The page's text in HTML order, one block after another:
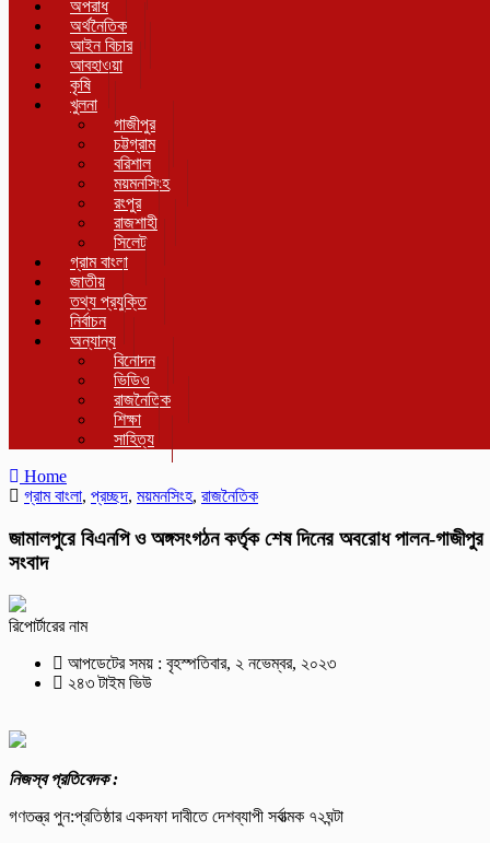
অপরাধ
অর্থনৈতিক
আইন বিচার
আবহাওয়া
কৃষি
খুলনা
গাজীপুর
চট্টগ্রাম
বরিশাল
ময়মনসিংহ
রংপুর
রাজশাহী
সিলেট
গ্রাম বাংলা
জাতীয়
তথ্য প্রযুক্তি
নির্বাচন
অন্যান্য
বিনোদন
ভিডিও
রাজনৈতিক
শিক্ষা
সাহিত্য
Home
গ্রাম বাংলা, প্রচ্ছদ, ময়মনসিংহ, রাজনৈতিক
জামালপুরে বিএনপি ও অঙ্গসংগঠন কর্তৃক শেষ দিনের অবরোধ পালন-গাজীপুর
সংবাদ
রিপোর্টারের নাম
আপডেটের সময় : বৃহস্পতিবার, ২ নভেম্বর, ২০২৩
২৪৩ টাইম ভিউ
নিজস্ব প্রতিবেদক :
গণতন্ত্র পুন:প্রতিষ্ঠার একদফা দাবীতে দেশব্যাপী সর্বাত্মক ৭২ঘন্টা